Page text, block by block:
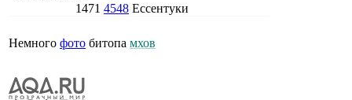
1471 4548 Ессентуки
Немного фото битопа мхов